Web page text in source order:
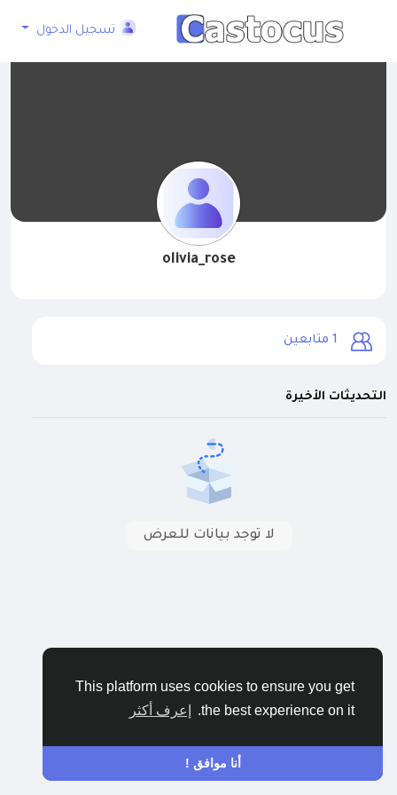
This platform uses cookies to ensure you get
the best experience on it.
إعرف أكثر
أنا موافق !
تسجيل الدخول
olivia_rose
1 متابعين
التحديثات الأخيرة
لا توجد بيانات للعرض